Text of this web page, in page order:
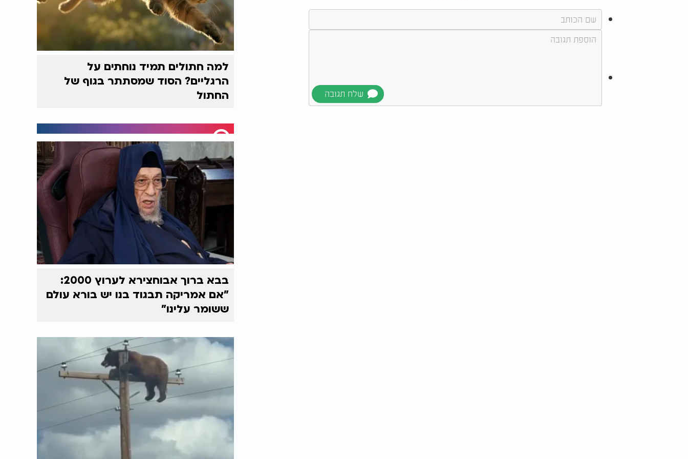
למה חתולים תמיד נוחתים על
הרגליים? הסוד שמסתתר בגוף של
החתול
בבא ברוך אבוחצירא לערוץ 2000:
"אם אמריקה תבגוד בנו יש בורא עולם
ששומר עלינו"